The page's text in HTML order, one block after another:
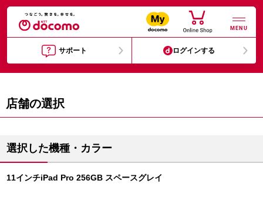
MENU
サポート ログインする
店舗の選択
選択した機種・カラー
11インチiPad Pro 256GB スペースグレイ